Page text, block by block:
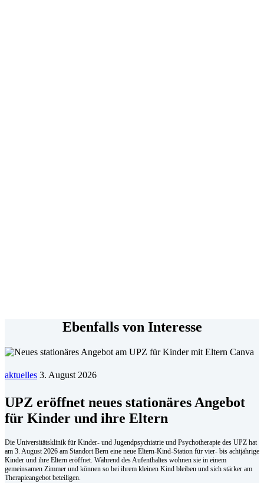
Ebenfalls von Interesse
aktuelles 3. August 2026
UPZ eröffnet neues stationäres Angebot
für Kinder und ihre Eltern
Die Universitätsklinik für Kinder- und Jugendpsychiatrie und Psychotherapie des UPZ hat
am 3. August 2026 am Standort Bern eine neue Eltern-Kind-Station für vier- bis achtjährige
Kinder und ihre Eltern eröffnet. Während des Aufenthaltes wohnen sie in einem
gemeinsamen Zimmer und können so bei ihrem kleinen Kind bleiben und sich stärker am
Therapieangebot beteiligen.